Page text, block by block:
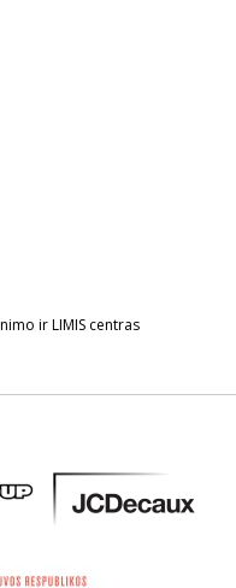
ir LIMIS centras